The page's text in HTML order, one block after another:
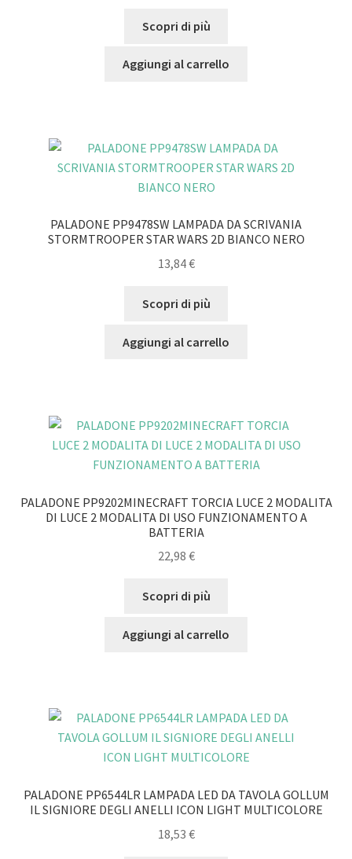
Scopri di più
Aggiungi al carrello
PALADONE PP9478SW LAMPADA DA SCRIVANIA
STORMTROOPER STAR WARS 2D BIANCO NERO
13,84€
Scopri di più
Aggiungi al carrello
PALADONE PP9202MINECRAFT TORCIA LUCE 2 MODALITA
DI LUCE 2 MODALITA DI USO FUNZIONAMENTO A
BATTERIA
22,98 €
Scopri di più
Aggiungi al carrello
PALADONE PP6544LR LAMPADA LED DA TAVOLA GOLLUM
IL SIGNIORE DEGLI ANELLI ICON LIGHT MULTICOLORE
18,53 €